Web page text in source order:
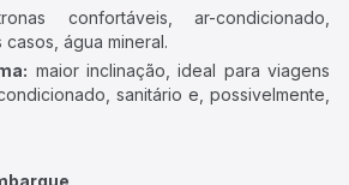
confortáveis, ar-condicionado,
água mineral.
maior inclinação, ideal para viagens
sanitário e, possivelmente,